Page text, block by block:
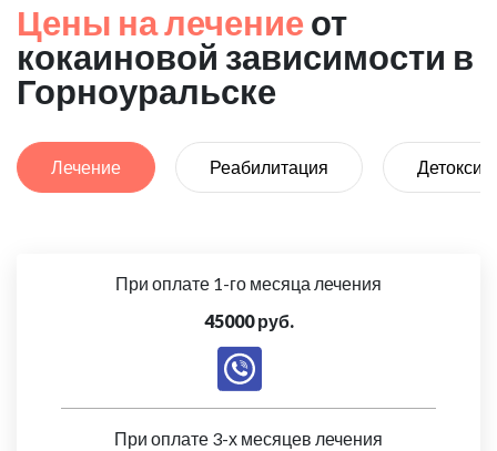
Цены на лечение от
кокаиновой зависимости в
Горноуральске
Лечение Реабилитация
При оплате 1-го месяца лечения
45000 руб.
При оплате 3-х месяцев лечения